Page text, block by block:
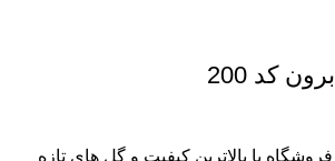
کد 200
با بالاترین کیفیت و گل های تازه